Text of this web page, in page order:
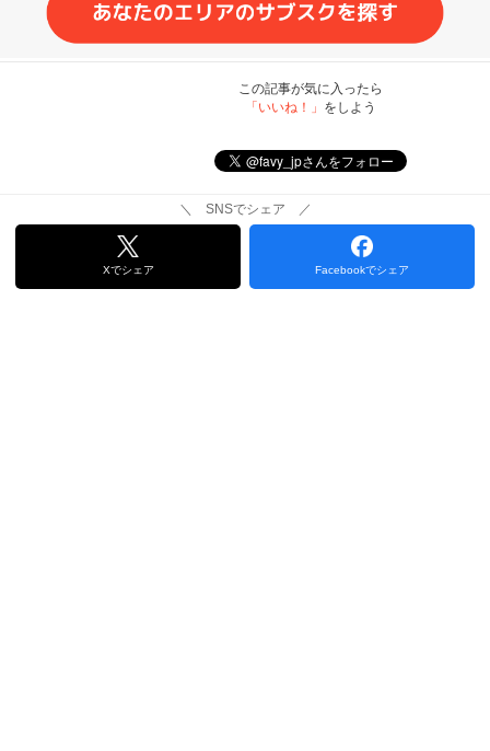
この記事が気に入ったら
「いいね！」 をしよう
＼ SNSでシェア ／
Xでシェア Facebookでシェア